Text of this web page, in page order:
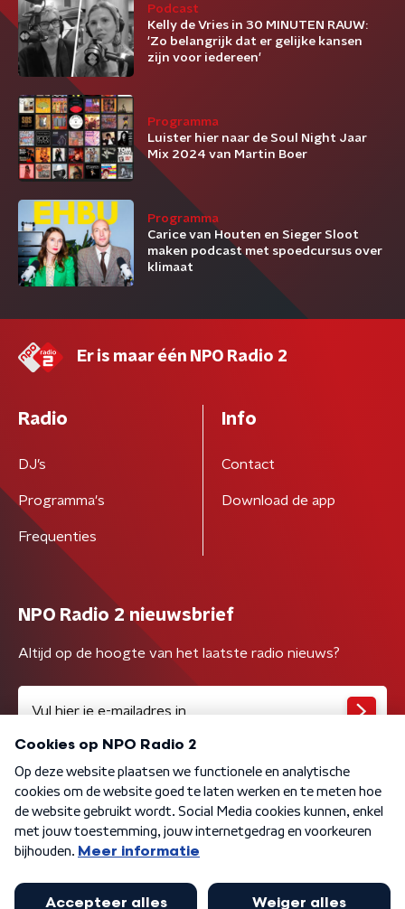
Podcast
Kelly de Vries in 30 MINUTEN RAUW:
'Zo belangrijk dat er gelijke kansen
zijn voor iedereen'
Programma
Luister hier naar de Soul Night Jaar
Mix 2024 van Martin Boer
Programma
Carice van Houten en Sieger Sloot
maken podcast met spoedcursus over
klimaat
Er is maar één NPO Radio 2
Radio
DJ’s
Programma's
Frequenties
Info
Contact
Download de app
NPO Radio 2 nieuwsbrief
Altijd op de hoogte van het laatste radio nieuws?
Algemene voorwaarden